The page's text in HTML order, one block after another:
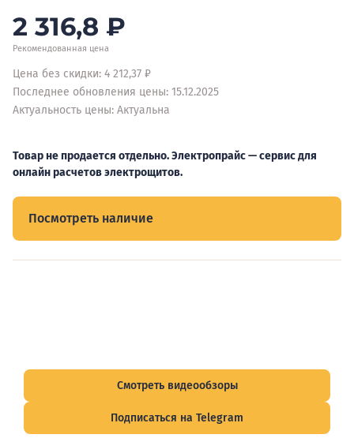
2 316,8 ₽
Рекомендованная цена
Цена без скидки: 4 212,37 ₽
Последнее обновления цены: 15.12.2025
Актуальность цены: Актуальна
Товар не продается отдельно. Электропрайс — сервис для
онлайн расчетов электрощитов.
Посмотреть наличие
Смотреть видеообзоры
Подписаться на Telegram